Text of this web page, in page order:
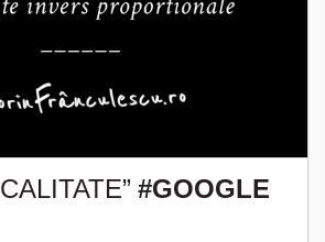
CALITATE” #GOOGLE